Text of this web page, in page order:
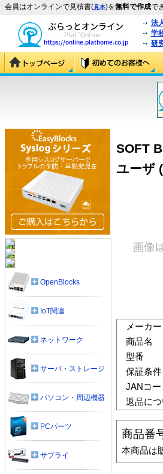
会員はオンラインで見積書(見本)を無料で作成で
法
学
研
SOFT
ユーザ
メーカー
商品名
型番
保証条件
JANコー
返品につ
商品番
本商品は
OpenBlocks
IoT関連
ネットワーク
サーバ・ストレージ
パソコン・周辺機器
PCパーツ
サプライ